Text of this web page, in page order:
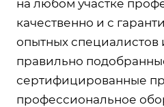
на любом участке
качественно и с
опытных специалистов
правильно
сертифицированные
профессиональное